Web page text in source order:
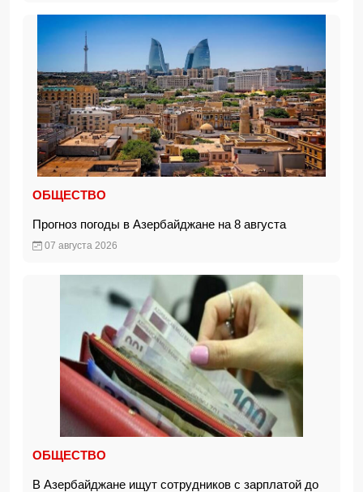
ОБЩЕСТВО
Прогноз погоды в Азербайджане на 8 августа
07 августа 2026
ОБЩЕСТВО
В Азербайджане ищут сотрудников с зарплатой до